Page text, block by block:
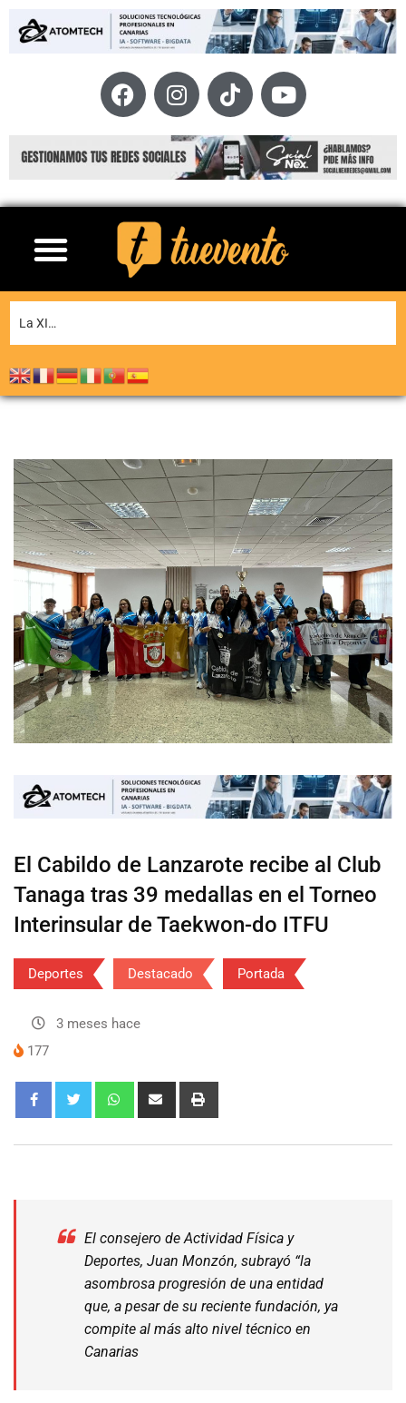
El Cabildo de Lanzarote recibe al Club
Tanaga tras 39 medallas en el Torneo
Interinsular de Taekwon-do ITFU
Deportes Destacado Portada
3 meses hace
177
El consejero de Actividad Física y
Deportes, Juan Monzón, subrayó “la
asombrosa progresión de una entidad
que, a pesar de su reciente fundación, ya
compite al más alto nivel técnico en
Canarias